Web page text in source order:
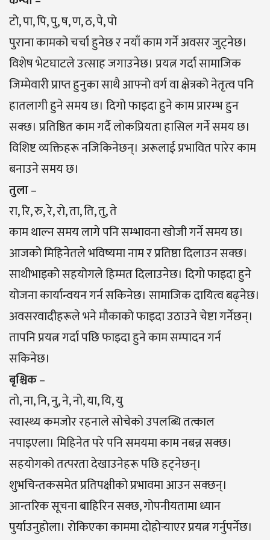
टो, पा, पि, पु, ष, ण, ठ, पे, पो
पुराना कामको चर्चा हुनेछ र नयाँ काम गर्ने अवसर जुट्नेछ।
विशेष भेटघाटले उत्साह जगाउनेछ। प्रयत्न गर्दा सामाजिक
जिम्मेवारी प्राप्त हुनुका साथै आफ्नो वर्ग वा क्षेत्रको नेतृत्व पनि
हातलागी हुने समय छ। दिगो फाइदा हुने काम प्रारम्भ हुन
सक्छ। प्रतिष्ठित काम गर्दै लाेकप्रियता हासिल गर्ने समय छ।
विशिष्ट व्यक्तिहरू नजिकिनेछन्। अरूलाई प्रभावित पारेर काम
बनाउने समय छ।
तुला–
रा, रि, रु, रे, रो, ता, ति, तु, ते
काम थाल्न समय लागे पनि सम्भावना खोजी गर्ने समय छ।
आजको मिहिनेतले भविष्यमा नाम र प्रतिष्ठा दिलाउन सक्छ।
साथीभाइको सहयोगले हिम्मत दिलाउनेछ। दिगो फाइदा हुने
योजना कार्यान्वयन गर्न सकिनेछ। सामाजिक दायित्व बढ्नेछ।
अवसरवादीहरूले भने मौकाको फाइदा उठाउने चेष्टा गर्नेछन्।
तापनि प्रयत्न गर्दा पछि फाइदा हुने काम सम्पादन गर्न
सकिनेछ।
बृश्चिक–
तो, ना, नि, नु, ने, नो, या, यि, यु
स्वास्थ्य कमजोर रहनाले सोचेको उपलब्धि तत्काल
नपाइएला। मिहिनेत परे पनि समयमा काम नबन्न सक्छ।
सहयोगको तत्परता देखाउनेहरू पछि हट्नेछन्।
शुभचिन्तकसमेत प्रतिपक्षीको प्रभावमा आउन सक्छन्।
आन्तरिक सूचना बाहिरिन सक्छ, गोपनीयतामा ध्यान
पुर्याउनुहोला। रोकिएका काममा दोहोऱ्याएर प्रयत्न गर्नुपर्नेछ।